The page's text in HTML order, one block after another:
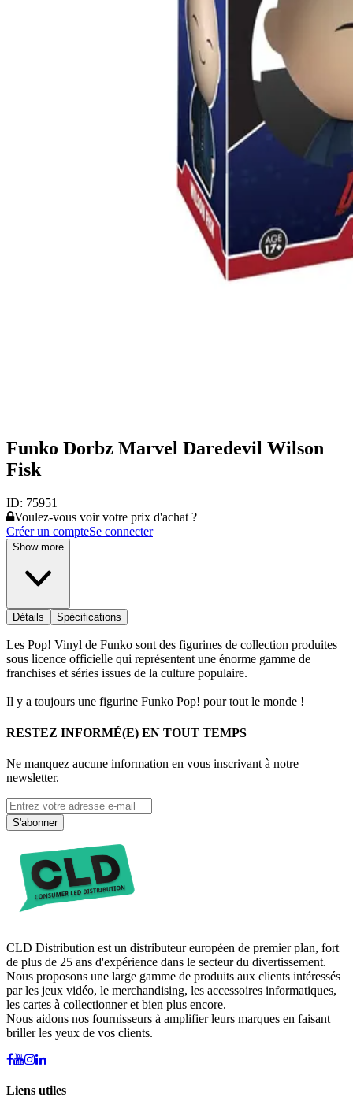
Funko Dorbz Marvel Daredevil Wilson
Fisk
ID: 75951
Voulez-vous voir votre prix d'achat ?
Créer un compteSe connecter
Show more
Détails Spécifications
Les Pop! Vinyl de Funko sont des figurines de collection produites
sous licence officielle qui représentent une énorme gamme de
franchises et séries issues de la culture populaire.
Il y a toujours une figurine Funko Pop! pour tout le monde !
RESTEZ INFORMÉ(E) EN TOUT TEMPS
Ne manquez aucune information en vous inscrivant à notre
newsletter.
S'abonner
CLD Distribution est un distributeur européen de premier plan, fort
de plus de 25 ans d'expérience dans le secteur du divertissement.
Nous proposons une large gamme de produits aux clients intéressés
par les jeux vidéo, le merchandising, les accessoires informatiques,
les cartes à collectionner et bien plus encore.
Nous aidons nos fournisseurs à amplifier leurs marques en faisant
briller les yeux de vos clients.
Liens utiles